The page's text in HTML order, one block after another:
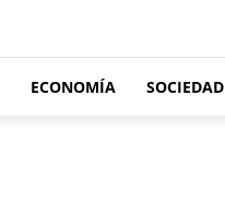
ECONOMÍA SOCIEDAD